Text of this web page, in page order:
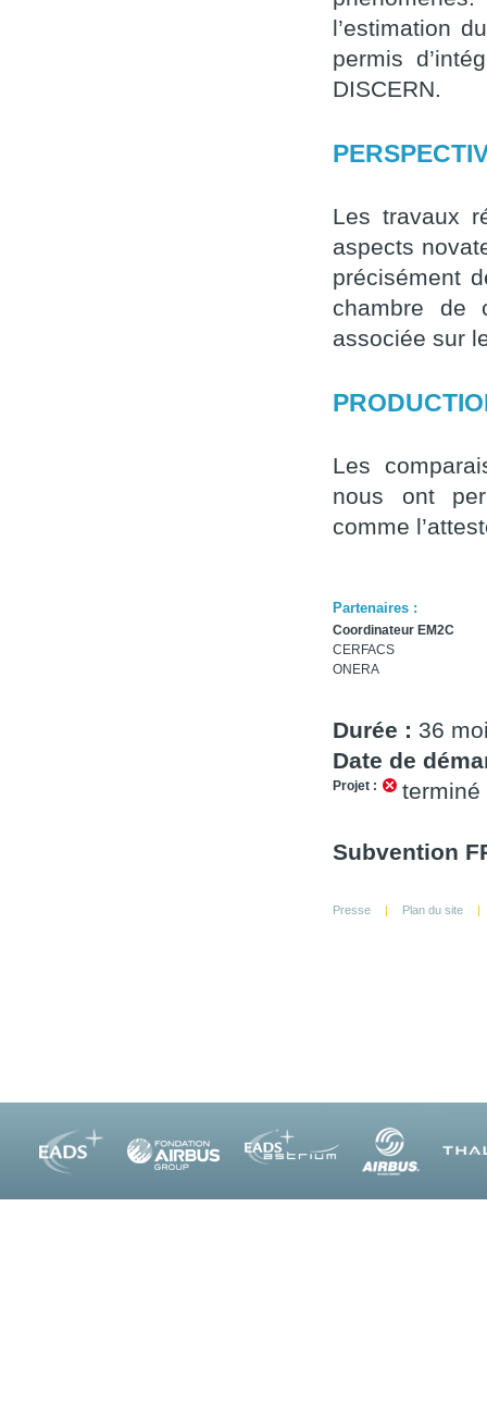
l’estimation
permis
DISCERN.
Les travaux
aspects
précisément
chambre de
associée sur
Les
nous ont
comme
Partenaires :
Coordinateur EM2C
CERFACS
ONERA
Durée : 36
Date de
Projet : terminé
Subvention
Presse Plan du site